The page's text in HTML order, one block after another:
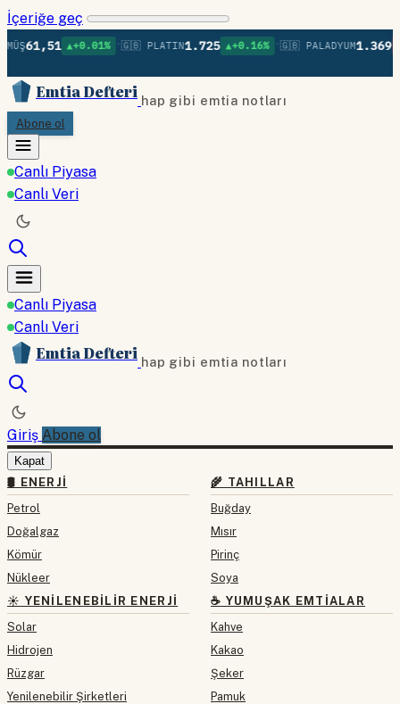
İçeriğe geç
▲+0.01% •🇬🇧 PLATIN 1.725 ▲+0.16% •🇬🇧 PALADYUM1.369 ▼-
Emtia Defteri hap gibi emtia notları
Abone ol
Canlı Piyasa
Canlı Veri
Canlı Piyasa
Canlı Veri
Emtia Defteri hap gibi emtia notları
Giriş Abone ol
Kapat
🛢 ENERJI
Petrol
Doğalgaz
Kömür
Nükleer
☀️ YENILENEBILIR ENERJI
Solar
Hidrojen
Rüzgar
Yenilenebilir Şirketleri
🌾 TAHILLAR
Buğday
Mısır
Pirinç
Soya
☕ YUMUŞAK EMTIALAR
Kahve
Kakao
Şeker
Pamuk